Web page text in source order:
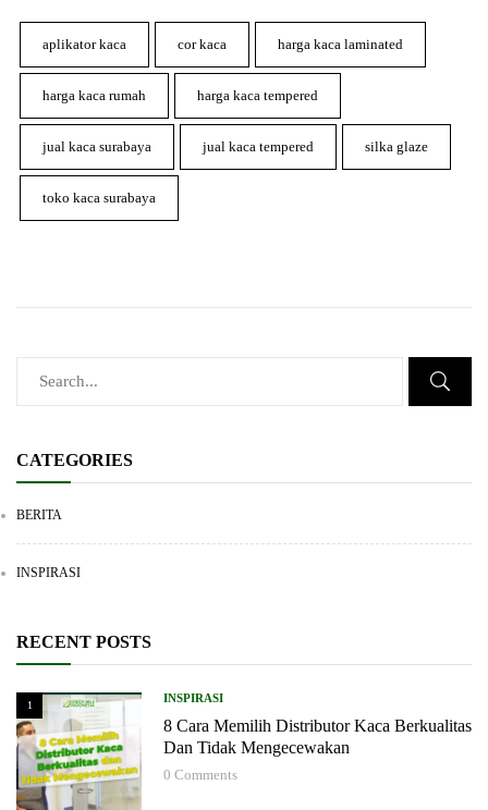
aplikator kaca cor kaca harga kaca laminated
harga kaca rumah harga kaca tempered
jual kaca surabaya jual kaca tempered silka glaze
toko kaca surabaya
CATEGORIES
BERITA
INSPIRASI
RECENT POSTS
1
INSPIRASI
8 Cara Memilih Distributor Kaca Berkualitas
Dan Tidak Mengecewakan
0 Comments